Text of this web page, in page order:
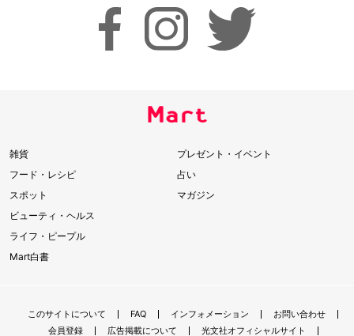
雑貨
フード・レシピ
スポット
ビューティ・ヘルス
ライフ・ピープル
Mart白書
プレゼント・イベント
占い
マガジン
このサイトについて FAQ インフォメーション
お問い合わせ
会員登録
広告掲載について 光文社オフィシャルサイト